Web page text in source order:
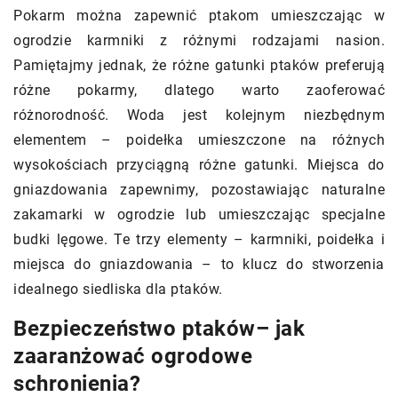
Pokarm można zapewnić ptakom umieszczając w
ogrodzie karmniki z różnymi rodzajami nasion.
Pamiętajmy jednak, że różne gatunki ptaków preferują
różne pokarmy, dlatego warto zaoferować
różnorodność. Woda jest kolejnym niezbędnym
elementem – poidełka umieszczone na różnych
wysokościach przyciągną różne gatunki. Miejsca do
gniazdowania zapewnimy, pozostawiając naturalne
zakamarki w ogrodzie lub umieszczając specjalne
budki lęgowe. Te trzy elementy – karmniki, poidełka i
miejsca do gniazdowania – to klucz do stworzenia
idealnego siedliska dla ptaków.
Bezpieczeństwo ptaków– jak
zaaranżować ogrodowe
schronienia?